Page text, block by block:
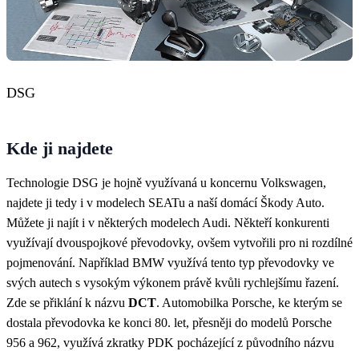
DSG
Kde ji najdete
Technologie DSG je hojně využívaná u koncernu Volkswagen,
najdete ji tedy i v modelech SEATu a naší domácí Škody Auto.
Můžete ji najít i v některých modelech Audi. Někteří konkurenti
využívají dvouspojkové převodovky, ovšem vytvořili pro ni rozdílné
pojmenování. Například BMW využívá tento typ převodovky ve
svých autech s vysokým výkonem právě kvůli rychlejšímu řazení.
Zde se přiklání k názvu DCT. Automobilka Porsche, ke kterým se
dostala převodovka ke konci 80. let, přesněji do modelů Porsche
956 a 962, využívá zkratky PDK pocházející z původního názvu